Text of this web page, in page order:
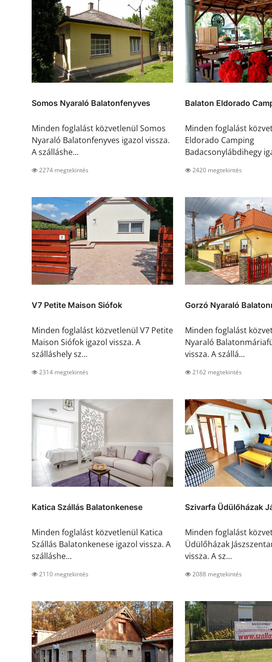
Somos Nyaraló Balatonfenyves
Minden foglalást közvetlenül Somos
Nyaraló Balatonfenyves igazol vissza.
A szálláshe...
2274 megtekintés
Balaton Eldorado
Minden foglalást
Eldorado Camping
Badacsonylábdihegy
2420 megtekintés
V7 Petite Maison Siófok
Minden foglalást közvetlenül V7 Petite
Maison Siófok igazol vissza. A
szálláshely sz...
2314 megtekintés
Gorzó Nyaraló
Minden foglalást
Nyaraló
vissza. A szállá...
2162 megtekintés
Katica Szállás Balatonkenese
Minden foglalást közvetlenül Katica
Szállás Balatonkenese igazol vissza. A
szálláshe...
2110 megtekintés
Szivarfa Üdülőházak
Minden foglalást
Üdülőházak
vissza. A sz...
2088 megtekintés